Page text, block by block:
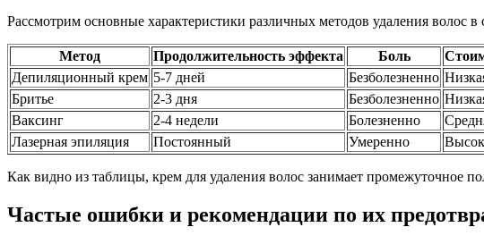
Рассмотрим основные характеристики различных методов удаления волос
Метод Продолжительность эффекта Боль
Депиляционный крем 5-7 дней Безболезненно
Бритье
2-3 дня Безболезненно
Ваксинг
2-4 недели Болезненно
Лазерная эпиляция
Постоянный Умеренно
Как видно из таблицы, крем для удаления волос занимает промежуточное
Частые ошибки и рекомендации по их